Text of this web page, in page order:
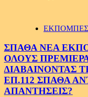
ΣΠΑΘΑ ΝΕΑ
ΟΛΟΥΣ
ΔΙΑΒΑΙΝΟΝΤΑΣ
ΕΠ.112 ΣΠΑΘΑ
ΑΠΑΝΤΗΣΕΙΣ?